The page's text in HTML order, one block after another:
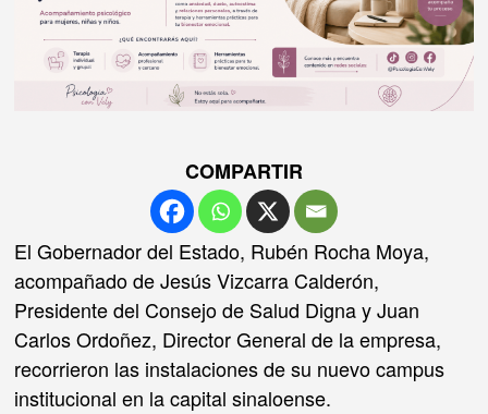
COMPARTIR
El Gobernador del Estado, Rubén Rocha Moya,
acompañado de Jesús Vizcarra Calderón,
Presidente del Consejo de Salud Digna y Juan
Carlos Ordoñez, Director General de la empresa,
recorrieron las instalaciones de su nuevo campus
institucional en la capital sinaloense.